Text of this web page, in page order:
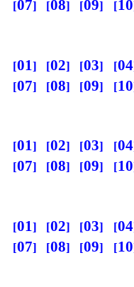
07 08 09 10
01 02 03 04
07
08 09 10
01 02 03 04
07
08 09 10
01 02 03 04
07
08 09 10